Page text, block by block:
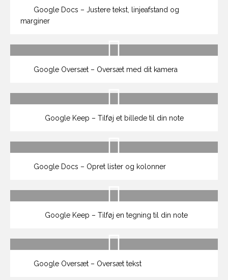
Google Docs – Justere tekst, linjeafstand og
marginer
Google Oversæt – Oversæt med dit kamera
Google Keep – Tilføj et billede til din note
Google Docs – Opret lister og kolonner
Google Keep – Tilføj en tegning til din note
Google Oversæt – Oversæt tekst